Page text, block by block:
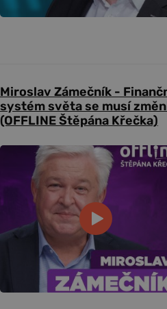
Miroslav Zámečník -
systém světa se musí
(OFFLINE Štěpána Křečka)